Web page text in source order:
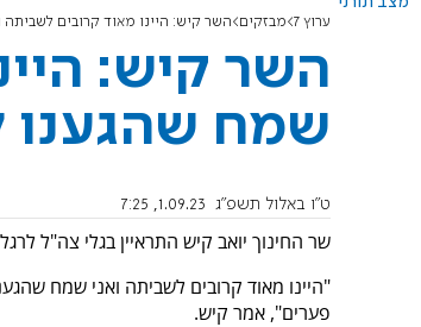
ערוץ 7 מבזקים השר קיש: היינו מאוד קרובים
השר קיש:
שמח שהגענו
ט"ו באלול תשפ"ג 1.09.23, 7:25
שר החינוך יואב קיש התראיין בגלי צה"ל
"היינו מאוד קרובים לשביתה ואני שמח
פערים", אמר קיש.